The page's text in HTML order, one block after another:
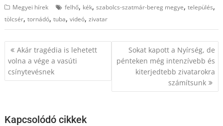
Megyei hírek felhő, kék,szabolcs-szatmár-bereg megye,település,
tölcsér,tornádó,tuba,videó,zivatar
Bejegyzés
navigáció
Akár tragédia is lehetett
volna a vége a vasúti
csínytevésnek
Sokat kapott a Nyírség, de
pénteken még intenzívebb és
kiterjedtebb zivatarokra
számítsunk
Kapcsolódó cikkek